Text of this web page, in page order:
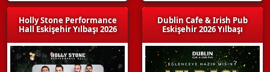
Holly Stone Performance
Hall Eskişehir Yılbaşı 2026
Dublin Cafe & Irish Pub
Eskişehir 2026 Yılbaşı